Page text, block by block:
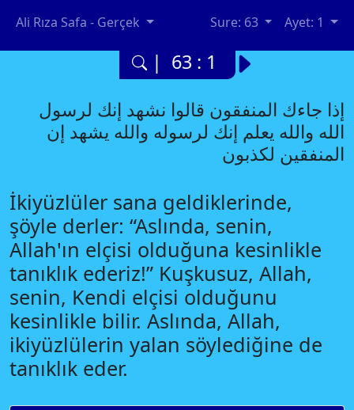
Ali Rıza Safa - Gerçek Sure: 63 Ayet: 1
| 63 : 1
إذا جاءك المنفقون قالوا نشهد إنك لرسول
الله والله يعلم إنك لرسوله والله يشهد إن
المنفقين لكذبون
İkiyüzlüler sana geldiklerinde,
şöyle derler: “Aslında, senin,
Allah'ın elçisi olduğuna kesinlikle
tanıklık ederiz!” Kuşkusuz, Allah,
senin, Kendi elçisi olduğunu
kesinlikle bilir. Aslında, Allah,
ikiyüzlülerin yalan söylediğine de
tanıklık eder.